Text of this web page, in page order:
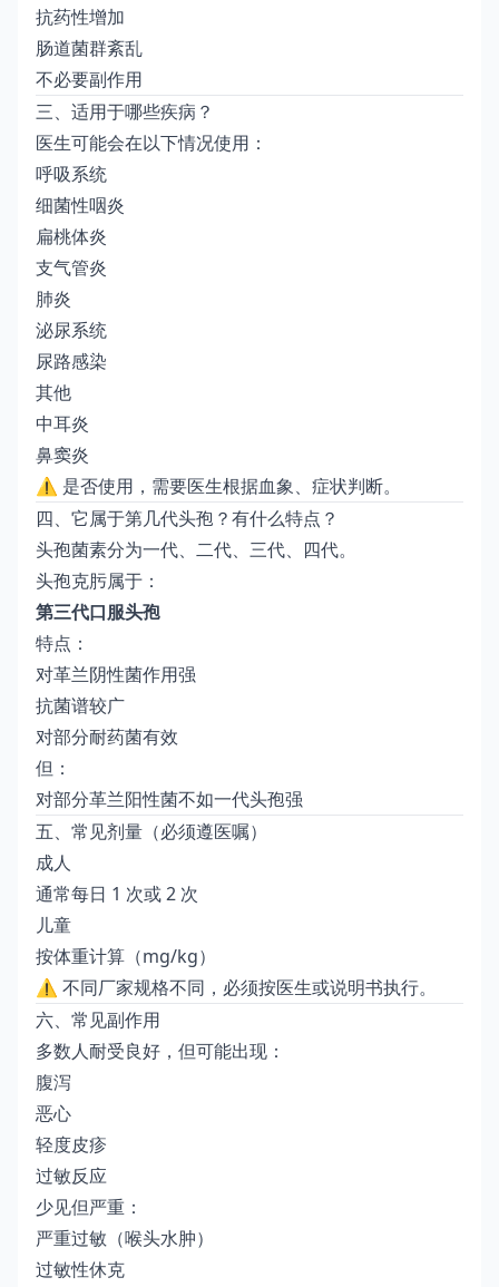
抗药性增加
肠道菌群紊乱
不必要副作用
三、适用于哪些疾病？
医生可能会在以下情况使用：
呼吸系统
细菌性咽炎
扁桃体炎
支气管炎
肺炎
泌尿系统
尿路感染
其他
中耳炎
鼻窦炎
⚠ 是否使用，需要医生根据血象、症状判断。
四、它属于第几代头孢？有什么特点？
头孢菌素分为一代、二代、三代、四代。
头孢克肟属于：
第三代口服头孢
特点：
对革兰阴性菌作用强
抗菌谱较广
对部分耐药菌有效
但：
对部分革兰阳性菌不如一代头孢强
五、常见剂量（必须遵医嘱）
成人
通常每日 1 次或 2 次
儿童
按体重计算（mg/kg）
⚠ 不同厂家规格不同，必须按医生或说明书执行。
六、常见副作用
多数人耐受良好，但可能出现：
腹泻
恶心
轻度皮疹
过敏反应
少见但严重：
严重过敏（喉头水肿）
过敏性休克